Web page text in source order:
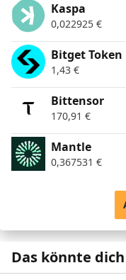
Kaspa
0,022925 €
Bitget Token
1,43 €
Bittensor
170,91 €
Mantle
0,367531 €
Das könnte